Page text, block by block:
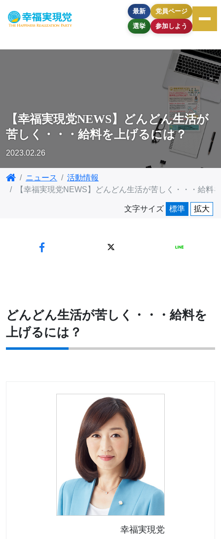
最新
選挙
党員ページ
参加しよう
【幸福実現党NEWS】どんどん生活が
苦しく・・・給料を上げるには？
2023.02.26
ニュース
活動情報
【幸福実現党NEWS】どんどん生活が苦しく・・・給料
文字サイズ 標準 拡大
どんどん生活が苦しく・・・給料を
上げるには？
幸福実現党